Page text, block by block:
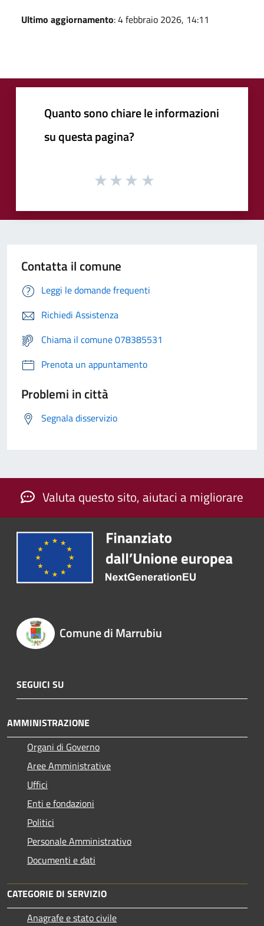
Ultimo aggiornamento: 4 febbraio 2026, 14:11
Quanto sono chiare le informazioni
su questa pagina?
Contatta il comune
Leggi le domande frequenti
Richiedi Assistenza
Chiama il comune 078385531
Prenota un appuntamento
Problemi in città
Segnala disservizio
Valuta questo sito, aiutaci a migliorare
Comune di Marrubiu
SEGUICI SU
AMMINISTRAZIONE
Organi di Governo
Aree Amministrative
Uffici
Enti e fondazioni
Politici
Personale Amministrativo
Documenti e dati
CATEGORIE DI SERVIZIO
Anagrafe e stato civile